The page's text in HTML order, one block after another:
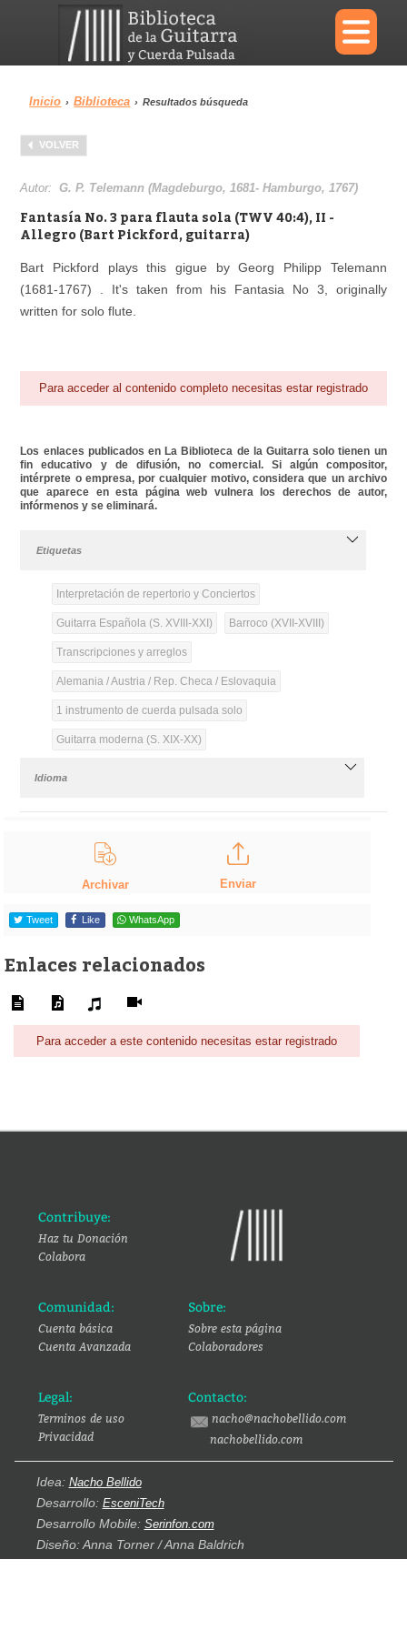
×
Menu
Biblioteca Diccionario
Área personal Reproductor
Inicio › Biblioteca › Resultados búsqueda
VOLVER
Autor:G. P. Telemann (Magdeburgo, 1681- Hamburgo, 1767)
Fantasía No. 3 para flauta sola (TWV 40:4), II -
Allegro (Bart Pickford, guitarra)
Bart Pickford plays this gigue by Georg Philipp Telemann
(1681-1767) . It's taken from his Fantasia No 3, originally
written for solo flute.
Para acceder al contenido completo necesitas estar registrado
Los enlaces publicados en La Biblioteca de la Guitarra solo tienen un
fin educativo y de difusión, no comercial. Si algún compositor,
intérprete o empresa, por cualquier motivo, considera que un archivo
que aparece en esta página web vulnera los derechos de autor,
infórmenos y se eliminará.
Etiquetas
Interpretación de repertorio y Conciertos
Guitarra Española (S. XVIII-XXI) Barroco (XVII-XVIII)
Transcripciones y arreglos
Alemania / Austria / Rep. Checa / Eslovaquia
1 instrumento de cuerda pulsada solo
Guitarra moderna (S. XIX-XX)
Idioma
Archivar Enviar
Tweet Like WhatsApp
Enlaces relacionados
Para acceder a este contenido necesitas estar registrado
Contribuye:
Haz tu Donación
Colabora
Comunidad:
Cuenta básica
Cuenta Avanzada
Sobre:
Sobre esta página
Colaboradores
Legal:
Terminos de uso
Privacidad
Contacto:
nacho@nachobellido.com
nachobellido.com
Idea: Nacho Bellido
Desarrollo: EsceniTech
Desarrollo Mobile: Serinfon.com
Diseño: Anna Torner / Anna Baldrich